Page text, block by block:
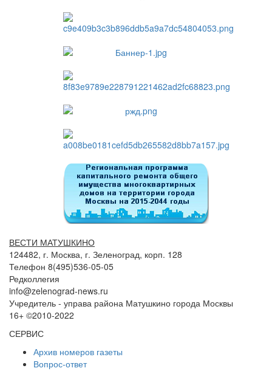
ВЕСТИ МАТУШКИНО
124482, г. Москва, г. Зеленоград, корп. 128
Телефон 8(495)536-05-05
Редколлегия
info@zelenograd-news.ru
Учредитель - управа района Матушкино города Москвы
16+ ©2010-2022
СЕРВИС
Архив номеров газеты
Вопрос-ответ